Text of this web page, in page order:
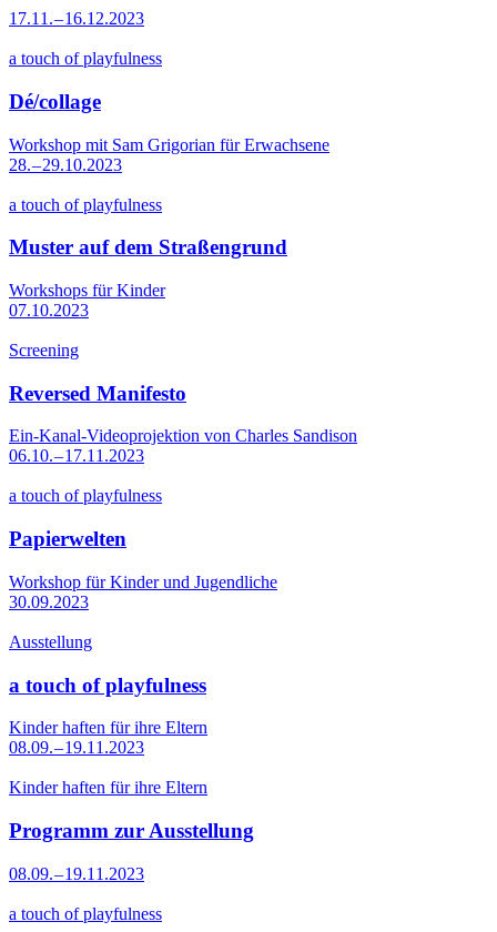
17.11. – 16.12.2023
a touch of playfulness
Dé/collage
Workshop mit Sam Grigorian für Erwachsene
28. – 29.10.2023
a touch of playfulness
Muster auf dem Straßengrund
Workshops für Kinder
07.10.2023
Screening
Reversed Manifesto
Ein-Kanal-Videoprojektion von Charles Sandison
06.10. – 17.11.2023
a touch of playfulness
Papierwelten
Workshop für Kinder und Jugendliche
30.09.2023
Ausstellung
a touch of playfulness
Kinder haften für ihre Eltern
08.09. – 19.11.2023
Kinder haften für ihre Eltern
Programm zur Ausstellung
08.09. – 19.11.2023
a touch of playfulness